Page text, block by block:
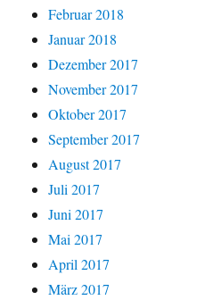
Februar 2018
Januar 2018
Dezember 2017
November 2017
Oktober 2017
September 2017
August 2017
Juli 2017
Juni 2017
Mai 2017
April 2017
März 2017